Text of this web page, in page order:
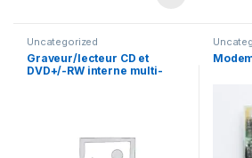
Uncategorized
Graveur/lecteur CD et
DVD+/-RW interne multi-